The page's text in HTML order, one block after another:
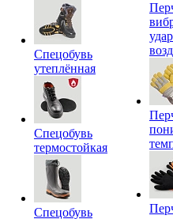
Спецобувь
утеплённая
Спецобувь
термостойкая
Спецобувь